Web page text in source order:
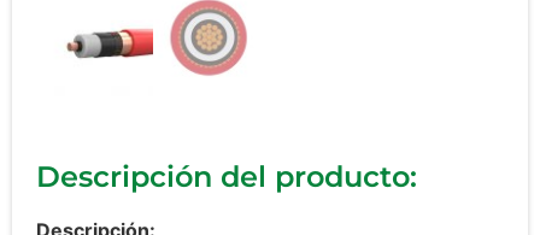
Descripción del producto: